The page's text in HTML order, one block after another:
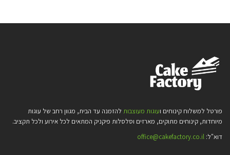
פורטל למשלוח קינוחים ועוגות מעוצבות להזמנה עד הבית, מגוון רחב של עוגות
מיוחדות, קינוחים מתוקים, מארזים וסלסלות פיקניק המתאים לכל אירוע ולכל תקציב.
דוא"ל: office@cakefactory.co.il